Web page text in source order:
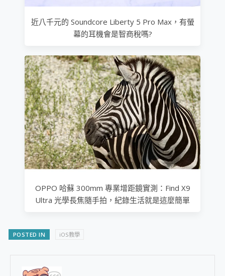
近八千元的 Soundcore Liberty 5 Pro Max，有螢
幕的耳機會是智商稅嗎?
OPPO 哈蘇 300mm 專業增距鏡實測：Find X9
Ultra 光學長焦隨手拍，紀錄生活就是這麼簡單
POSTED IN iOS教學